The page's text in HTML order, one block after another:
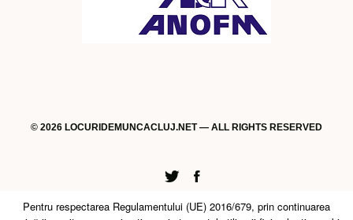
© 2026 LOCURIDEMUNCACLUJ.NET — ALL RIGHTS RESERVED
Twitter
Facebook
Pentru respectarea Regulamentului (UE) 2016/679, prin continuarea